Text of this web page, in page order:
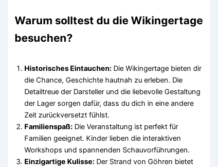
Warum solltest du die Wikingertage
besuchen?
Historisches Eintauchen: Die Wikingertage bieten dir
die Chance, Geschichte hautnah zu erleben. Die
Detailtreue der Darsteller und die liebevolle Gestaltung
der Lager sorgen dafür, dass du dich in eine andere
Zeit zurückversetzt fühlst.
Familienspaß: Die Veranstaltung ist perfekt für
Familien geeignet. Kinder lieben die interaktiven
Workshops und spannenden Schauvorführungen.
Einzigartige Kulisse: Der Strand von Göhren bietet